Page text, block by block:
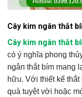
Cây kim ngân thắt
Cây kim ngân thắt
có ý nghĩa phong
ngân thắt bím mang
hữu. Với thiết kế thắt
quà tuyệt vời hoặc